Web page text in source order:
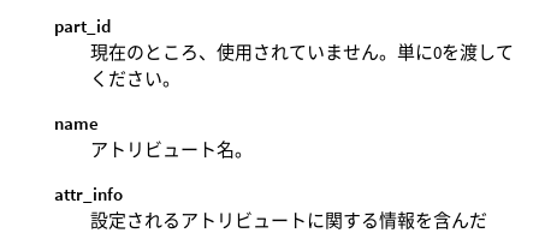
part_id
現在のところ、使用されていません。単に0を渡して
ください。
name
アトリビュート名。
attr_info
設定されるアトリビュートに関する情報を含んだ